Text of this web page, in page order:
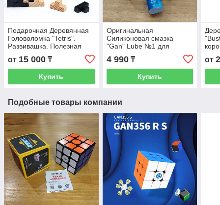
Подарочная Деревянная
Головоломка "Tetris".
Развивашка. Полезная
игрушка. Кубик. Нужный
подарок.
от 15 000 ₸
Купить
Оригинальная
Силиконовая смазка
"Gan" Lube №1 для
кубиков Рубика. 10 мл.
Качество.
4 990₸
Купить
от
Подобные товары компании